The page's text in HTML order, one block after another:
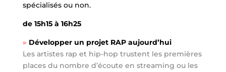
spécialisés ou non.
de 15h15 à 16h25
▷ Développer un projet RAP aujourd’hui
Les artistes rap et hip-hop trustent les premières
places du nombre d’écoute en streaming ou les